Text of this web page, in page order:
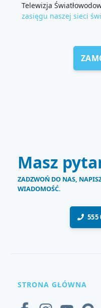
Telewizja
zasięgu naszej sieci
Masz
ZADZWOŃ DO NAS,
WIADOMOŚĆ.
555
STRONA GŁÓWNA